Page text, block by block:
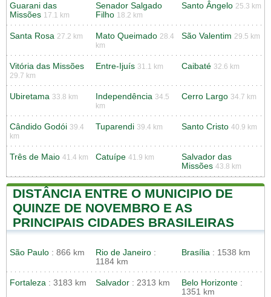
Guarani das
Missões 17.1 km
Senador Salgado
Filho 18.2 km
Santo Ângelo 25.3 km
Santa Rosa 27.2 km Mato Queimado 28.4
km
São Valentim 29.5 km
Vitória das Missões
29.7 km
Entre-Ijuís 31.1 km Caibaté 32.6 km
Ubiretama 33.8 km Independência 34.5
km
Cerro Largo 34.7 km
Cândido Godói 39.4
km
Tuparendi 39.4 km Santo Cristo 40.9 km
Três de Maio 41.4 km Catuípe 41.9 km
Salvador das
Missões 43.8 km
DISTÂNCIA ENTRE O MUNICIPIO DE
QUINZE DE NOVEMBRO E AS
PRINCIPAIS CIDADES BRASILEIRAS
São Paulo : 866 km Rio de Janeiro :
1184 km
Brasília : 1538 km
Fortaleza : 3183 km Salvador : 2313 km Belo Horizonte :
1351 km